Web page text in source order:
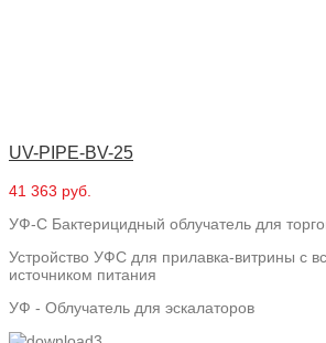
UV-PIPE-BV-25
41 363 руб.
УФ-С Бактерицидный облучатель для
Устройство УФС для прилавка-витрины с
источником питания
УФ - Облучатель для эскалаторов